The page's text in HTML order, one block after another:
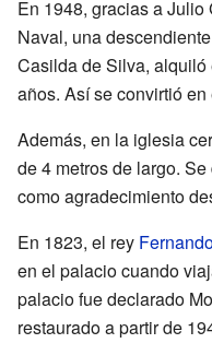
En 1948, gracias a Julio
Naval, una
Casilda de Silva,
años. Así se convirtió
Además, en la iglesia
de 4 metros de largo.
como agradecimiento
En 1823, el rey
en el palacio cuando
palacio fue declarado
restaurado a partir de